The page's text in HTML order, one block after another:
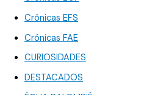
Crónicas EFS
Crónicas FAE
CURIOSIDADES
DESTACADOS